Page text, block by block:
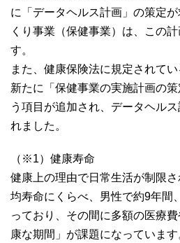
に「データヘルス計画」の策定
くり事業（保健事業）は、この
す。
また、健康保険法に規定されて
新たに「保健事業の実施計画の
う項目が追加され、データヘル
れました。
（※1）健康寿命
健康上の理由で日常生活が制限
均寿命にくらべ、男性で約9年間
っており、その間に多額の医療
康な期間」が課題になっています